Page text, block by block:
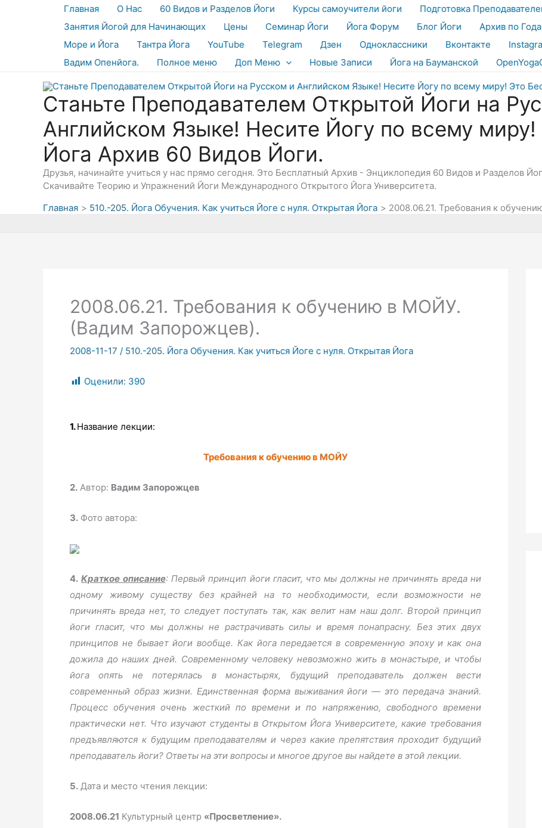
Главная О Нас 60 Видов и Разделов Йоги Курсы самоучители йоги
Подготовка
Занятия Йогой для Начинающих
Цены Семинар Йоги Йога Форум Блог Йоги Архив по
Море и Йога
Тантра Йога YouTube Telegram Дзен Одноклассники Вконтакте
Вадим Опенйога.
Полное меню Доп Меню Новые Записи Йога на Бауманской
Станьте Преподавателем Открытой Йоги на
Английском Языке! Несите Йогу по всему
Йога Архив 60 Видов Йоги.
Друзья, начинайте учиться у нас прямо сегодня. Это Бесплатный Архив - Энциклопедия 60 Видов и Разделов
Скачивайте Теорию и Упражнений Йоги Международного Открытого Йога Университета.
Главная
510.-205. Йога Обучения. Как учиться Йоге с нуля. Открытая Йога 2008.06.21. Требования к
2008.06.21. Требования к обучению в МОЙУ.
(Вадим Запорожцев).
2008-11-17 / 510.-205. Йога Обучения. Как учиться Йоге с нуля. Открытая Йога
Оценили: 390
1.Название лекции:
Требования к обучению в МОЙУ
2. Автор: Вадим Запорожцев
3. Фото автора:
4. Краткое описание: Первый принцип йоги гласит, что мы должны не причинять вреда ни
одному живому существу без крайней на то необходимости, если возможности не
причинять вреда нет, то следует поступать так, как велит нам наш долг. Второй принцип
йоги гласит, что мы должны не растрачивать силы и время понапрасну. Без этих двух
принципов не бывает йоги вообще. Как йога передается в современную эпоху и как она
дожила до наших дней. Современному человеку невозможно жить в монастыре, и чтобы
йога опять не потерялась в монастырях, будущий преподаватель должен вести
современный образ жизни. Единственная форма выживания йоги — это передача знаний.
Процесс обучения очень жесткий по времени и по напряжению, свободного времени
практически нет. Что изучают студенты в Открытом Йога Университете, какие требования
предъявляются к будущим преподавателям и через какие препятствия проходит будущий
преподаватель йоги? Ответы на эти вопросы и многое другое вы найдете в этой лекции.
5. Дата и место чтения лекции:
2008.06.21 Культурный центр «Просветление».